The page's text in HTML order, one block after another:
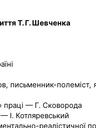
Т. Г. Шевченка
письменник-
праці — Г. Сковорода
І. Котляревський
реалістичної